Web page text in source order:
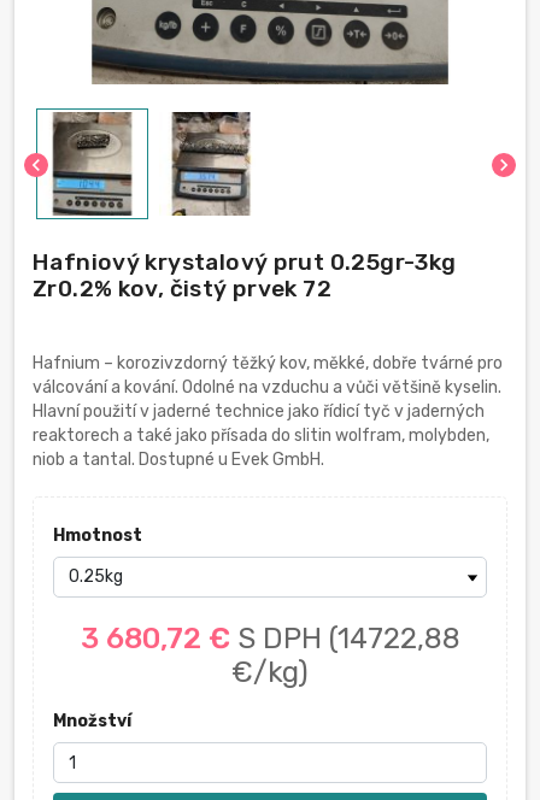
chevron_left chevron_right
Hafniový krystalový prut 0.25gr-3kg
Zr0.2% kov, čistý prvek 72
Hafnium – korozivzdorný těžký kov, měkké, dobře tvárné pro
válcování a kování. Odolné na vzduchu a vůči většině kyselin.
Hlavní použití v jaderné technice jako řídicí tyč v jaderných
reaktorech a také jako přísada do slitin wolfram, molybden,
niob a tantal. Dostupné u Evek GmbH.
Hmotnost
3 680,72 € S DPH (14722,88
€/kg)
Množství